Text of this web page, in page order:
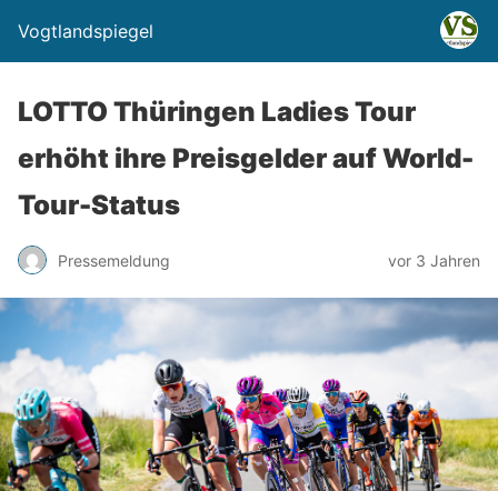
Vogtlandspiegel
LOTTO Thüringen Ladies Tour
erhöht ihre Preisgelder auf World-
Tour-Status
Pressemeldung vor 3 Jahren